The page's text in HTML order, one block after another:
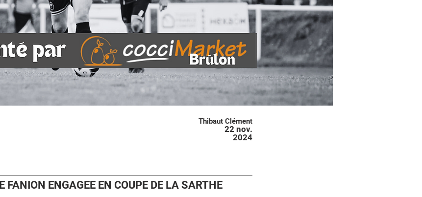
Thibaut Clément
22 nov.
2024
FANION ENGAGEE EN COUPE DE LA SARTHE